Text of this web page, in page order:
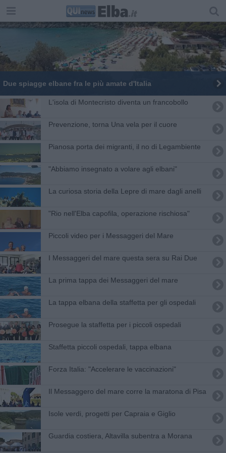
Due spiagge elbane fra le più amate d'Italia
L'isola di Montecristo diventa un francobollo
Prevenzione, torna Una vela per il cuore
Pianosa porta dei migranti, il no di Legambiente
"Abbiamo insegnato a volare agli elbani"
La curiosa storia della Lepre di mare dagli anelli
"Rio nell'Elba capofila, operazione rischiosa"
Piccoli video per i Messaggeri del Mare
I Messaggeri del mare questa sera su Rai Due
La prima tappa dei Messaggeri del mare
La tappa elbana della staffetta per gli ospedali
Prosegue la staffetta per i piccoli ospedali
Staffetta piccoli ospedali, tappa elbana
Forza Italia: "Accelerare le vaccinazioni"
Il Messaggero del mare corre la maratona di Pisa
Isole verdi, progetti per Capraia e Giglio
Guardia costiera, Altavilla subentra a Morana